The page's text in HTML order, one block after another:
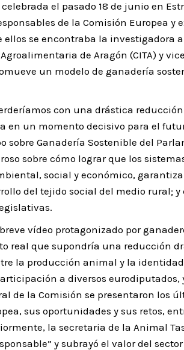
el pasado 18 de junio en
de la Comisión Europea y
ellos se encontraba la investigadora
de Aragón (CITA) y
un modelo de ganadería
con una drástica
en un momento decisivo para el
sobre Ganadería Sostenible del
sobre cómo lograr que los
social y económico,
del tejido social del medio rural;
vídeo protagonizado por
real que supondría una reducción
la producción animal y la
a diversos eurodiputados,
de la Comisión se presentaron los
sus oportunidades y sus retos,
la secretaria de la Animal
y subrayó el valor del